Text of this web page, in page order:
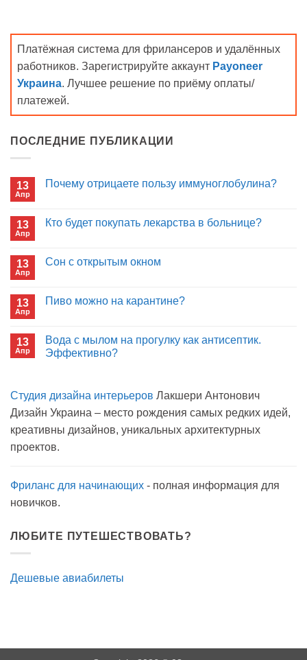
Платёжная система для фрилансеров и удалённых
работников. Зарегистрируйте аккаунт Payoneer
Украина. Лучшее решение по приёму оплаты/
платежей.
ПОСЛЕДНИЕ ПУБЛИКАЦИИ
13
Апр
Почему отрицаете пользу иммуноглобулина?
Почему
13
Апр
Кто будет покупать лекарства в больнице?
Кто
в
13
Апр
Сон с открытым окном
Сон
13
Апр
Пиво можно на карантине?
Пиво
можно
13
Апр
Вода с мылом на прогулку как антисептик.
Эффективно?
Вода
мылом
прогулку
антисептик.
Студия дизайна интерьеров Лакшери Антонович
Дизайн Украина – место рождения самых редких идей,
креативны дизайнов, уникальных архитектурных
проектов.
Фриланс для начинающих - полная информация для
новичков.
ЛЮБИТЕ ПУТЕШЕСТВОВАТЬ?
Дешевые авиабилеты